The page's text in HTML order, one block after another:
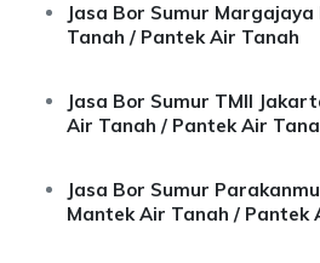
Jasa Bor Sumur
Tanah / Pantek Air Tanah
Jasa Bor Sumur TMII
Air Tanah / Pantek Air
Jasa Bor Sumur
Mantek Air Tanah / Pantek